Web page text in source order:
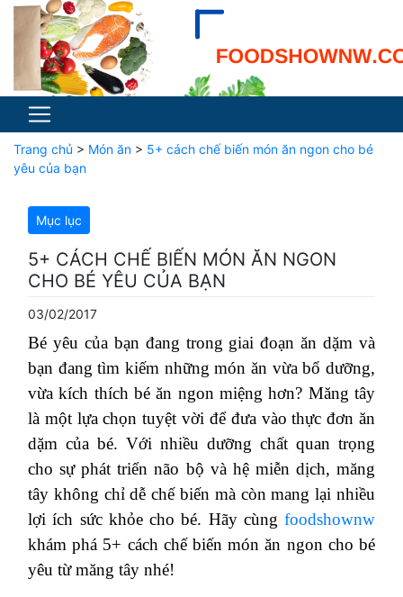
Trang chủ > Món ăn > 5+ cách chế biến món ăn ngon cho bé
yêu của bạn
Mục lục
5+ CÁCH CHẾ BIẾN MÓN ĂN NGON
CHO BÉ YÊU CỦA BẠN
03/02/2017
Bé yêu của bạn đang trong giai đoạn ăn dặm và
bạn đang tìm kiếm những món ăn vừa bổ dưỡng,
vừa kích thích bé ăn ngon miệng hơn? Măng tây
là một lựa chọn tuyệt vời để đưa vào thực đơn ăn
dặm của bé. Với nhiều dưỡng chất quan trọng
cho sự phát triển não bộ và hệ miễn dịch, măng
tây không chỉ dễ chế biến mà còn mang lại nhiều
lợi ích sức khỏe cho bé. Hãy cùng foodshownw
khám phá 5+ cách chế biến món ăn ngon cho bé
yêu từ măng tây nhé!